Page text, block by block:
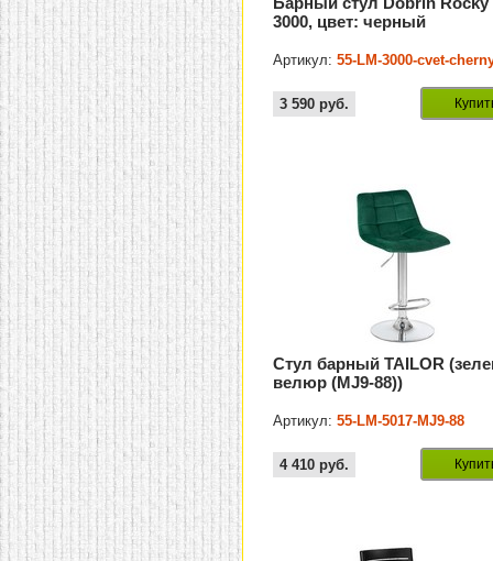
3000, цвет: черный
Артикул:55-LM-3000-cvet-
3 590 руб.
Стул барный TAILOR
велюр (MJ9-88))
Артикул:55-LM-5017-MJ9-88
4 410 руб.